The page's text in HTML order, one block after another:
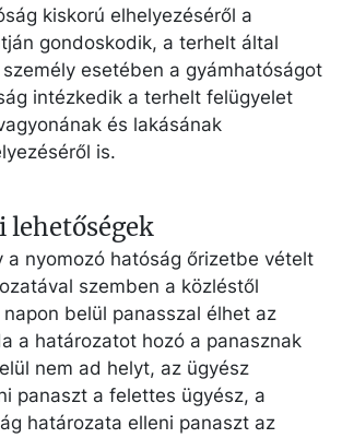
kiskorú elhelyezéséről a
gondoskodik, a terhelt által
esetében a gyámhatóságot
intézkedik a terhelt felügyelet
és lakásának
is.
lehetőségek
a nyomozó hatóság őrizetbe vételt
szemben a közléstől
belül panasszal élhet az
a határozatot hozó a panasznak
nem ad helyt, az ügyész
panaszt a felettes ügyész, a
határozata elleni panaszt az